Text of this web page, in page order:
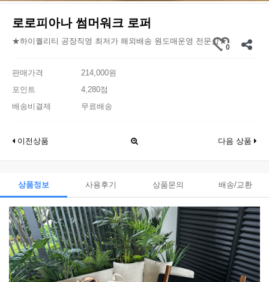
로로피아나 썸머워크 로퍼
★하이퀄리티 공장직영 최저가 해외배송 원도매운영 전문샵★
0
판매가격
214,000원
포인트
4,280점
배송비결제
무료배송
이전상품 다음 상품
상품정보 사용후기 상품문의 배송/교환